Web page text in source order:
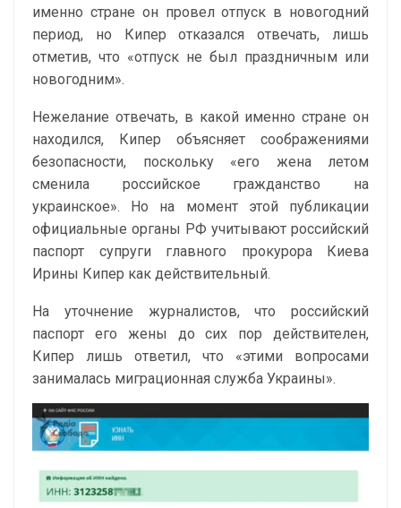
именно стране он провел отпуск в новогодний
период, но Кипер отказался отвечать, лишь
отметив, что «отпуск не был праздничным или
новогодним».
Нежелание отвечать, в какой именно стране он
находился, Кипер объясняет соображениями
безопасности, поскольку «его жена летом
сменила российское гражданство на
украинское». Но на момент этой публикации
официальные органы РФ учитывают российский
паспорт супруги главного прокурора Киева
Ирины Кипер как действительный.
На уточнение журналистов, что российский
паспорт его жены до сих пор действителен,
Кипер лишь ответил, что «этими вопросами
занималась миграционная служба Украины».